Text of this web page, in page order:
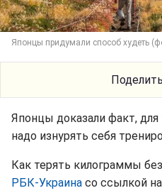
Японцы придумали способ худеть
Японцы доказали факт, для
надо изнурять себя
Как терять килограммы
РБК-Украина со ссылкой на